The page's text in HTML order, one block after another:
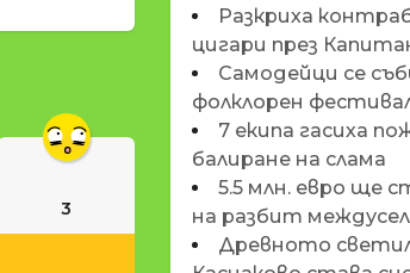
3
Разкриха
цигари през
Самодейци се
фолклорен
7 екипа гасиха
балиране на слама
5.5 млн. евро ще
на разбит
Древното